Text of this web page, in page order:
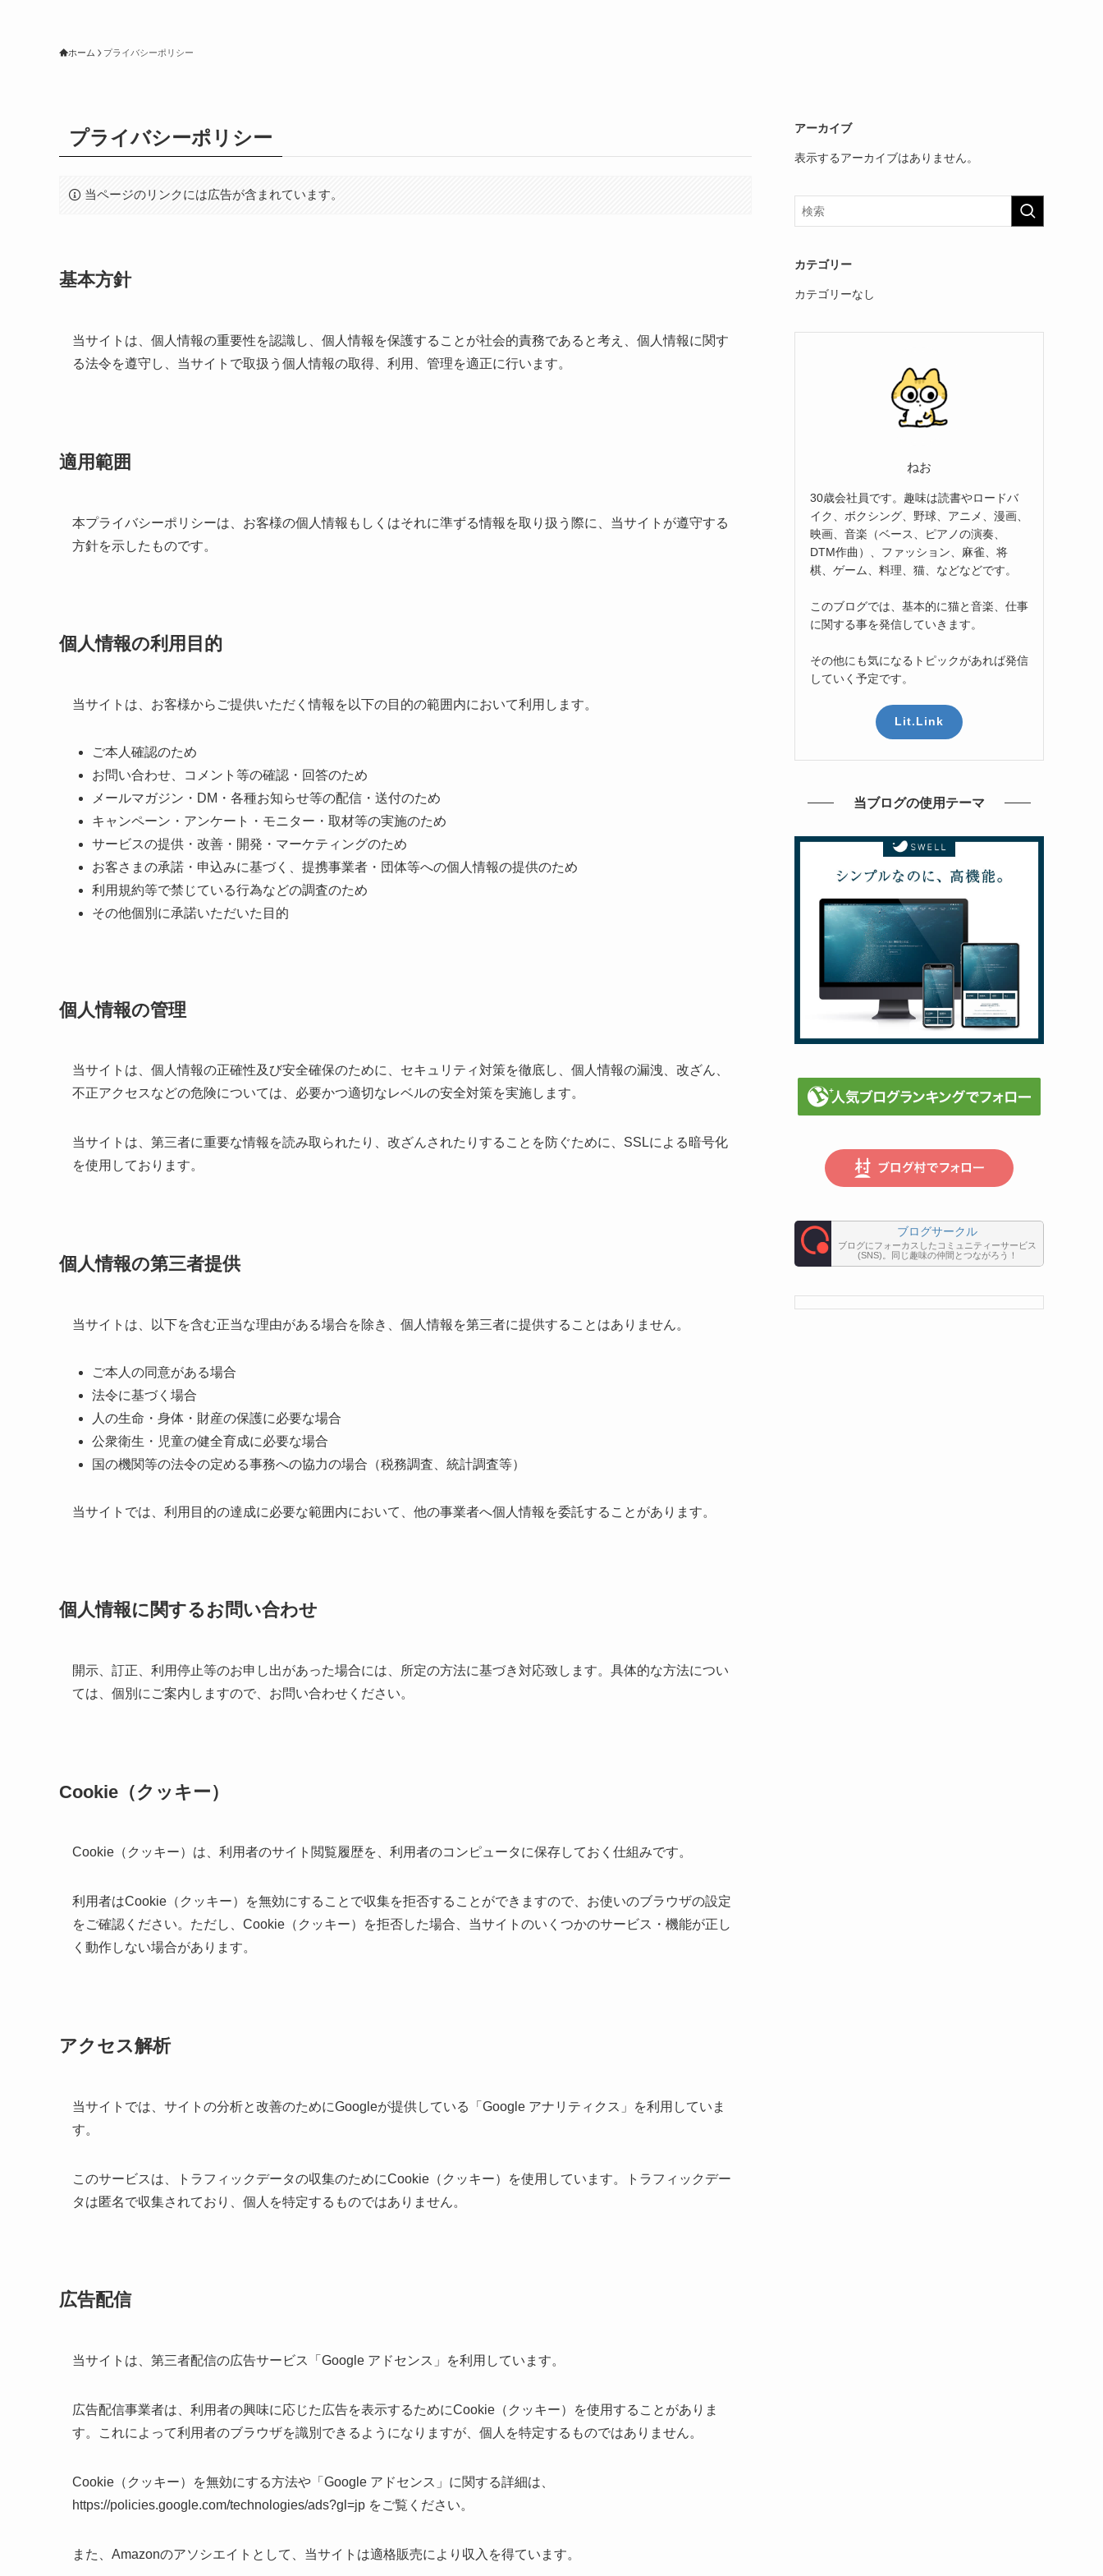
ホーム プライバシーポリシー
プライバシーポリシー
当ページのリンクには広告が含まれています。
基本方針
当サイトは、個人情報の重要性を認識し、個人情報を保護することが社会的責務であると考え、個人情報に関す
る法令を遵守し、当サイトで取扱う個人情報の取得、利用、管理を適正に行います。
適用範囲
本プライバシーポリシーは、お客様の個人情報もしくはそれに準ずる情報を取り扱う際に、当サイトが遵守する
方針を示したものです。
個人情報の利用目的
当サイトは、お客様からご提供いただく情報を以下の目的の範囲内において利用します。
ご本人確認のため
お問い合わせ、コメント等の確認・回答のため
メールマガジン・DM・各種お知らせ等の配信・送付のため
キャンペーン・アンケート・モニター・取材等の実施のため
サービスの提供・改善・開発・マーケティングのため
お客さまの承諾・申込みに基づく、提携事業者・団体等への個人情報の提供のため
利用規約等で禁じている行為などの調査のため
その他個別に承諾いただいた目的
個人情報の管理
当サイトは、個人情報の正確性及び安全確保のために、セキュリティ対策を徹底し、個人情報の漏洩、改ざん、
不正アクセスなどの危険については、必要かつ適切なレベルの安全対策を実施します。
当サイトは、第三者に重要な情報を読み取られたり、改ざんされたりすることを防ぐために、SSLによる暗号化
を使用しております。
個人情報の第三者提供
当サイトは、以下を含む正当な理由がある場合を除き、個人情報を第三者に提供することはありません。
ご本人の同意がある場合
法令に基づく場合
人の生命・身体・財産の保護に必要な場合
公衆衛生・児童の健全育成に必要な場合
国の機関等の法令の定める事務への協力の場合（税務調査、統計調査等）
当サイトでは、利用目的の達成に必要な範囲内において、他の事業者へ個人情報を委託することがあります。
個人情報に関するお問い合わせ
開示、訂正、利用停止等のお申し出があった場合には、所定の方法に基づき対応致します。具体的な方法につい
ては、個別にご案内しますので、お問い合わせください。
Cookie（クッキー）
Cookie（クッキー）は、利用者のサイト閲覧履歴を、利用者のコンピュータに保存しておく仕組みです。
利用者はCookie（クッキー）を無効にすることで収集を拒否することができますので、お使いのブラウザの設定
をご確認ください。ただし、Cookie（クッキー）を拒否した場合、当サイトのいくつかのサービス・機能が正し
く動作しない場合があります。
アクセス解析
当サイトでは、サイトの分析と改善のためにGoogleが提供している「Google アナリティクス」を利用していま
す。
このサービスは、トラフィックデータの収集のためにCookie（クッキー）を使用しています。トラフィックデー
タは匿名で収集されており、個人を特定するものではありません。
広告配信
当サイトは、第三者配信の広告サービス「Google アドセンス」を利用しています。
広告配信事業者は、利用者の興味に応じた広告を表示するためにCookie（クッキー）を使用することがありま
す。これによって利用者のブラウザを識別できるようになりますが、個人を特定するものではありません。
Cookie（クッキー）を無効にする方法や「Google アドセンス」に関する詳細は、
https://policies.google.com/technologies/ads?gl=jp をご覧ください。
また、Amazonのアソシエイトとして、当サイトは適格販売により収入を得ています。
アーカイブ
表示するアーカイブはありません。
カテゴリー
カテゴリーなし
ねお
30歳会社員です。趣味は読書やロードバ
イク、ボクシング、野球、アニメ、漫画、
映画、音楽（ベース、ピアノの演奏、
DTM作曲）、ファッション、麻雀、将
棋、ゲーム、料理、猫、などなどです。
このブログでは、基本的に猫と音楽、仕事
に関する事を発信していきます。
その他にも気になるトピックがあれば発信
していく予定です。
Lit.Link
当ブログの使用テーマ
ブログサークル
ブログにフォーカスしたコミュニティーサービス
(SNS)。同じ趣味の仲間とつながろう！